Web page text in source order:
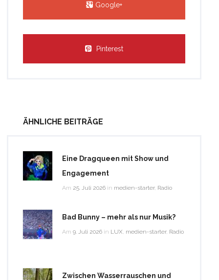
Google+
Pinterest
ÄHNLICHE BEITRÄGE
Eine Dragqueen mit Show und
Engagement
Am 25. Juli 2026 in medien-starter, Radio
Bad Bunny – mehr als nur Musik?
Am 9. Juli 2026 in LUX, medien-starter, Radio
Zwischen Wasserrauschen und